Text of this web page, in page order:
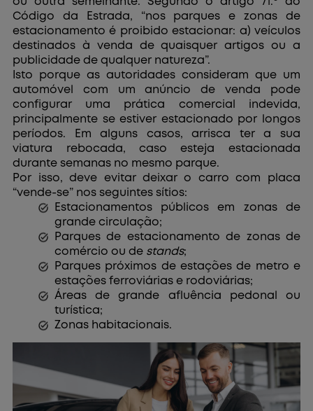
Código da Estrada, “nos parques e zonas de
estacionamento é proibido estacionar: a) veículos
destinados à venda de quaisquer artigos ou a
publicidade de qualquer natureza”.
Isto porque as autoridades consideram que um
automóvel com um anúncio de venda pode
configurar uma prática comercial indevida,
principalmente se estiver estacionado por longos
períodos. Em alguns casos, arrisca ter a sua
viatura rebocada, caso esteja estacionada
durante semanas no mesmo parque.
Por isso, deve evitar deixar o carro com placa
“vende-se” nos seguintes sítios:
Estacionamentos públicos em zonas de
grande circulação;
Parques de estacionamento de zonas de
comércio ou de stands;
Parques próximos de estações de metro e
estações ferroviárias e rodoviárias;
Áreas de grande afluência pedonal ou
turística;
Zonas habitacionais.